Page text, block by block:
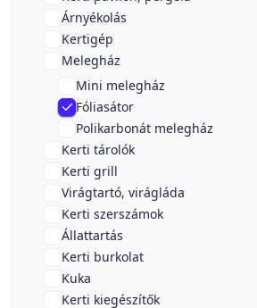
Árnyékolás
Kertigép
Melegház
Mini melegház
Fóliasátor
Polikarbonát melegház
Kerti tárolók
Kerti grill
Virágtartó, virágláda
Kerti szerszámok
Állattartás
Kerti burkolat
Kuka
Kerti kiegészítők